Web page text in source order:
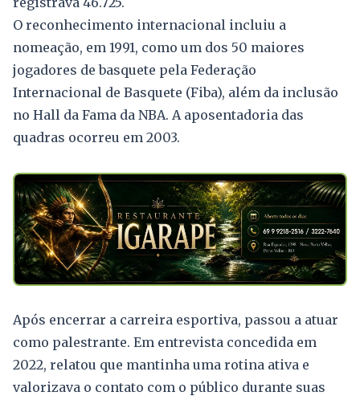
O reconhecimento internacional incluiu a
nomeação, em 1991, como um dos 50 maiores
jogadores de basquete pela Federação
Internacional de Basquete (Fiba), além da inclusão
no Hall da Fama da NBA. A aposentadoria das
quadras ocorreu em 2003.
Após encerrar a carreira esportiva, passou a atuar
como palestrante. Em entrevista concedida em
2022, relatou que mantinha uma rotina ativa e
valorizava o contato com o público durante suas